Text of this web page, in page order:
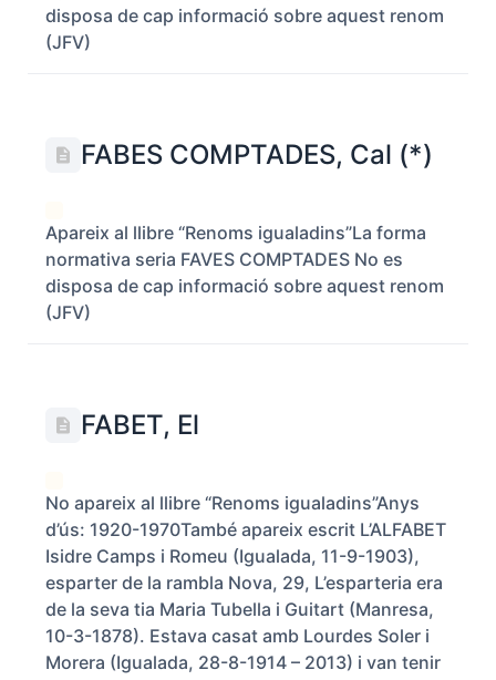
disposa de cap informació sobre aquest renom
(JFV)
FABES COMPTADES, Cal (*)
Apareix al llibre “Renoms igualadins”La forma
normativa seria FAVES COMPTADES No es
disposa de cap informació sobre aquest renom
(JFV)
FABET, El
No apareix al llibre “Renoms igualadins”Anys
d’ús: 1920-1970També apareix escrit L’ALFABET
Isidre Camps i Romeu (Igualada, 11-9-1903),
esparter de la rambla Nova, 29, L’esparteria era
de la seva tia Maria Tubella i Guitart (Manresa,
10-3-1878). Estava casat amb Lourdes Soler i
Morera (Igualada, 28-8-1914 – 2013) i van tenir